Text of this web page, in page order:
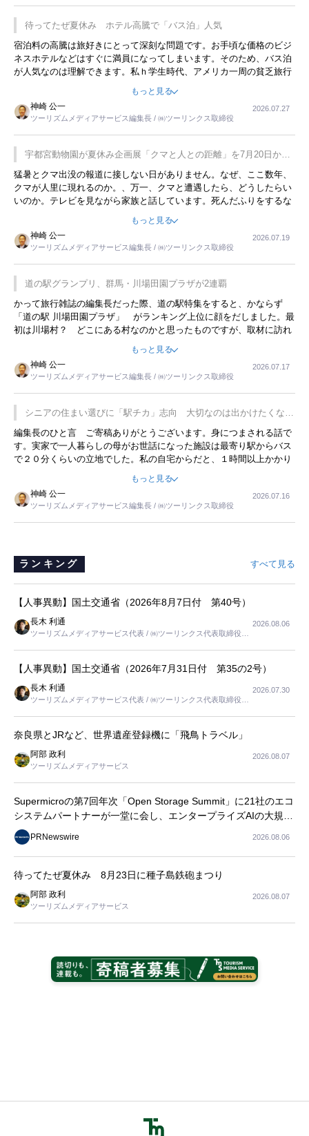
待ってたぜ夏休み ホテル高騰で「バス泊」人気
宿泊料の高騰は旅好きにとって深刻な問題です。お手頃な価格のビジ
ネスホテルなどはすぐに満員になってしまいます。そのため、バス泊
が人気なのは理解できます。私ｈ学生時代、アメリカ一周の貧乏旅行
用してホテル代を浮かせていました。ただし、若いからできたことで
す。若い人が夜行バスで京都に行った、青森に行ったと聞くと、疲れ
が残らないのかなと思ってしまいます。
もっと見る
神崎 公一
ツーリズムメディアサービス編集長 / ㈱ツーリンクス取締役
2026.07.27
宇都宮動物園が夏休み企画展「クマと人との距離」を7月20日から
開催
猛暑とクマ出没の報道に接しない日がありません。なぜ、ここ数年、
クマが人里に現れるのか。、万一、クマと遭遇したら、どうしたらい
いのか。テレビを見ながら家族と話しています。死んだふりをするな
もっと見る
神崎 公一
ツーリズムメディアサービス編集長 / ㈱ツーリンクス取締役
2026.07.19
道の駅グランプリ、群馬・川場田園プラザが2連覇
かって旅行雑誌の編集長だった際、道の駅特集をすると、かならず
「道の駅 川場田園プラザ」 がランキング上位に顔をだしました。最
初は川場村？ どこにある村なのかと思ったものですが、取材に訪れ
した。プレゼンも巧みで、今でも思い出すことが２つあります。一つ
は、従業員に東京ディズニーランドを見学させ、サービス業、接客業
の何かを理解してもらっていることです。 もう一つは1800円もする
プレミアムヨーグルトを販売するにあたり、社内に懸念もあったそう
です。永井社長は、駐車場に都内ナンバーの高級外車が停まっている
ことに目をつけ、高級商品でも売れると確信したそうです。今回の記
事を懐かしく読みました。
もっと見る
神崎 公一
ツーリズムメディアサービス編集長 / ㈱ツーリンクス取締役
2026.07.17
シニアの住まい選びに「駅チカ」志向 大切なのは出かけたくなる
暮らし
編集長のひと言 ご寄稿ありがとうございます。身につまされる話で
す。実家で一人暮らしの母がお世話になった施設は最寄り駅からバス
で２０分くらいの立地でした。私の自宅からだと、１時間以上かかり
すが、私と妹にとっては、半日仕事ででした。シニアの住まい選び
は、当人だけではなく、世話をする家族の足の便も考えない外池ない
と思いました。
もっと見る
神崎 公一
ツーリズムメディアサービス編集長 / ㈱ツーリンクス取締役
2026.07.16
ランキング すべて見る
【人事異動】国土交通省（2026年8月7日付 第40号）
長木 利通
ツーリズムメディアサービス代表 / ㈱ツーリンクス代表取締役社
2026.08.06
【人事異動】国土交通省（2026年7月31日付 第35の2号）
長木 利通
ツーリズムメディアサービス代表 / ㈱ツーリンクス代表取締役社
2026.07.30
奈良県とJRなど、世界遺産登録機に「飛鳥トラベル」
阿部 政利
ツーリズムメディアサービス
2026.08.07
Supermicroの第7回年次「Open Storage Summit」に21社のエコ
システムパートナーが一堂に会し、エンタープライズAIの大規模
導入に関する実践的なガイダンスを共有
PRNewswire 2026.08.06
待ってたぜ夏休み 8月23日に種子島鉄砲まつり
阿部 政利
ツーリズムメディアサービス
2026.08.07